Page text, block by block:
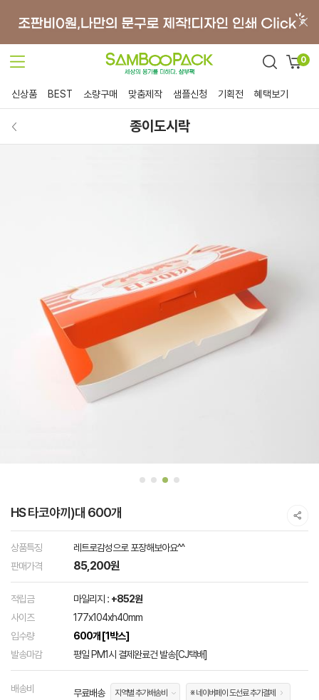
0
신상품 BEST 소량구매 맞춤제작 샘플신청 기획전 혜택보기
종이도시락
HS 타코야끼)대 600개
상품특징
레트로감성으로 포장해보아요^^
판매가격
85,200원
적립금 마일리지 : +852원
사이즈
177x104xh40mm
입수량
600개 [1박스]
발송마감
평일 PM1시 결제완료건 발송[CJ택배]
배송비 무료배송 지역별 추가배송비 ※ 네이버페이 도선료 추가결제